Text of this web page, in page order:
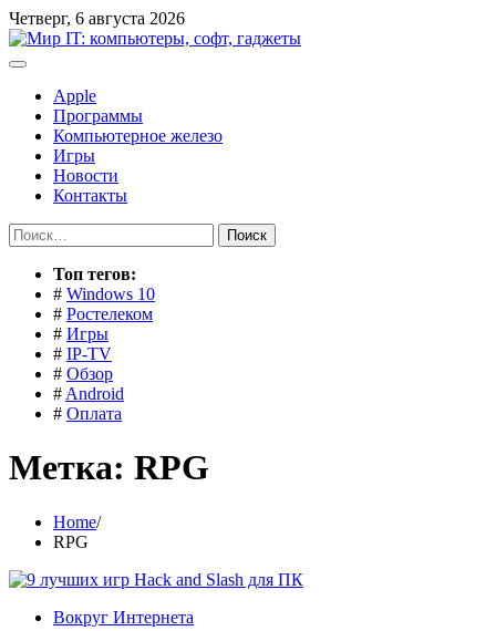
Перейти
к
содержимому
Четверг, 6 августа 2026
Apple
Программы
Компьютерное железо
Игры
Новости
Контакты
Найти:
Toп тегов:
# Windows 10
# Ростелеком
# Игры
# IP-TV
# Обзор
# Android
# Оплата
Метка: RPG
Home
RPG
Вокруг Интернета